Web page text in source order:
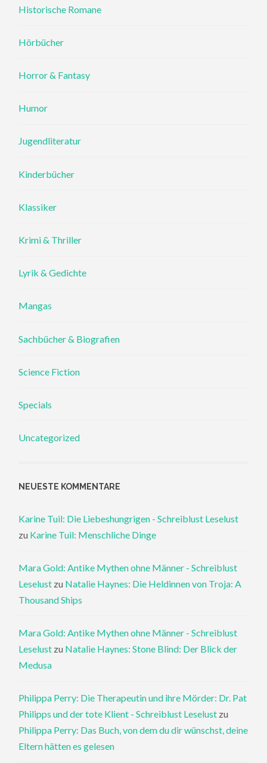
Historische Romane
Hörbücher
Horror & Fantasy
Humor
Jugendliteratur
Kinderbücher
Klassiker
Krimi & Thriller
Lyrik & Gedichte
Mangas
Sachbücher & Biografien
Science Fiction
Specials
Uncategorized
NEUESTE KOMMENTARE
Karine Tuil: Die Liebeshungrigen - Schreiblust Leselust
zu Karine Tuil: Menschliche Dinge
Mara Gold: Antike Mythen ohne Männer - Schreiblust
Leselust zu Natalie Haynes: Die Heldinnen von Troja: A
Thousand Ships
Mara Gold: Antike Mythen ohne Männer - Schreiblust
Leselust zu Natalie Haynes: Stone Blind: Der Blick der
Medusa
Philippa Perry: Die Therapeutin und ihre Mörder: Dr. Pat
Philipps und der tote Klient - Schreiblust Leselust zu
Philippa Perry: Das Buch, von dem du dir wünschst, deine
Eltern hätten es gelesen